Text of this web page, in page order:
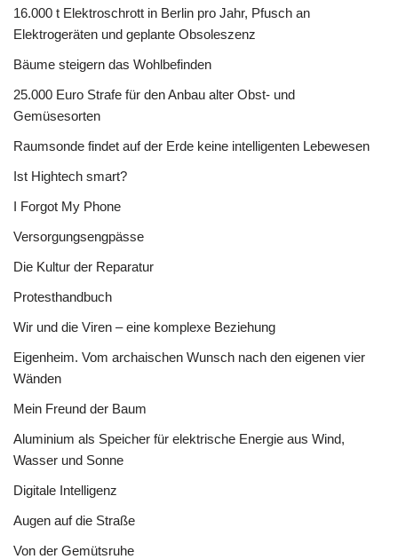
16.000 t Elektroschrott in Berlin pro Jahr, Pfusch an
Elektrogeräten und geplante Obsoleszenz
Bäume steigern das Wohlbefinden
25.000 Euro Strafe für den Anbau alter Obst- und
Gemüsesorten
Raumsonde findet auf der Erde keine intelligenten Lebewesen
Ist Hightech smart?
I Forgot My Phone
Versorgungsengpässe
Die Kultur der Reparatur
Protesthandbuch
Wir und die Viren – eine komplexe Beziehung
Eigenheim. Vom archaischen Wunsch nach den eigenen vier
Wänden
Mein Freund der Baum
Aluminium als Speicher für elektrische Energie aus Wind,
Wasser und Sonne
Digitale Intelligenz
Augen auf die Straße
Von der Gemütsruhe